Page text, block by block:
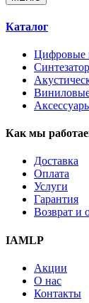
Каталог
Цифровые
Как мы
Доставка
Оплата
Услуги
Гарантия
Возврат и
IAMLP
Акции
О нас
Контакты